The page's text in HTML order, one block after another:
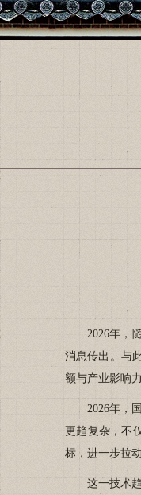
2026年，随
消息传出。与
额与产业影响
2026年，国
更趋复杂，不
标，进一步拉
这一技术趋